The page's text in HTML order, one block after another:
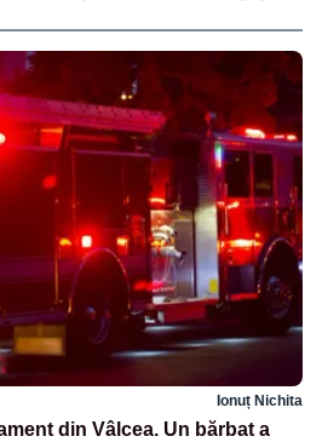
Ionuț Nichita
din Vâlcea. Un bărbat a